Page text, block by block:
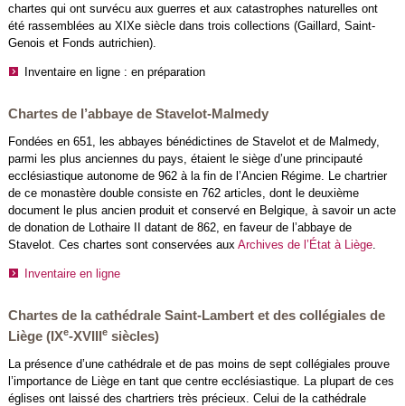
chartes qui ont survécu aux guerres et aux catastrophes naturelles ont
été rassemblées au XIXe siècle dans trois collections (Gaillard, Saint-
Genois et Fonds autrichien).
Inventaire en ligne : en préparation
Chartes de l’abbaye de Stavelot-Malmedy
Fondées en 651, les abbayes bénédictines de Stavelot et de Malmedy,
parmi les plus anciennes du pays, étaient le siège d’une principauté
ecclésiastique autonome de 962 à la fin de l’Ancien Régime. Le chartrier
de ce monastère double consiste en 762 articles, dont le deuxième
document le plus ancien produit et conservé en Belgique, à savoir un acte
de donation de Lothaire II datant de 862, en faveur de l’abbaye de
Stavelot. Ces chartes sont conservées aux Archives de l’État à Liège.
Inventaire en ligne
Chartes de la cathédrale Saint-Lambert et des collégiales de
Liège (IXe-XVIIIesiècles)
La présence d’une cathédrale et de pas moins de sept collégiales prouve
l’importance de Liège en tant que centre ecclésiastique. La plupart de ces
églises ont laissé des chartriers très précieux. Celui de la cathédrale